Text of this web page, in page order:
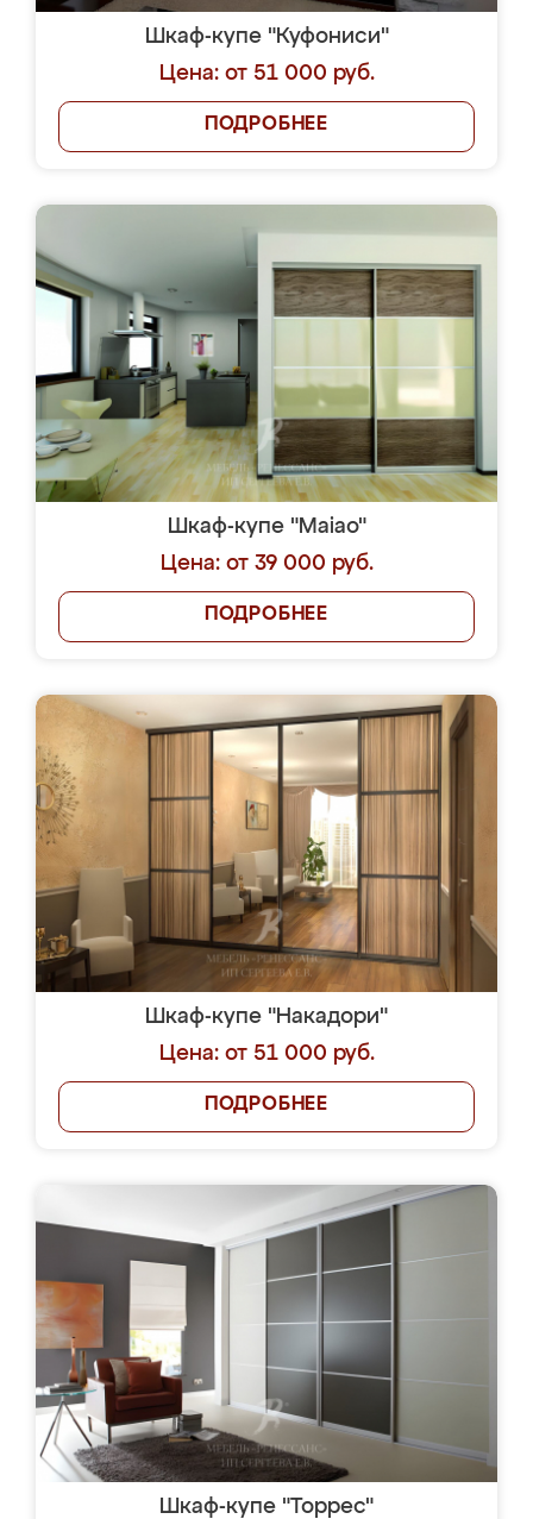
Шкаф-купе "Куфониси"
Цена: от 51 000 руб.
ПОДРОБНЕЕ
Шкаф-купе "Maiao"
Цена: от 39 000 руб.
ПОДРОБНЕЕ
Шкаф-купе "Накадори"
Цена: от 51 000 руб.
ПОДРОБНЕЕ
Шкаф-купе "Торрес"